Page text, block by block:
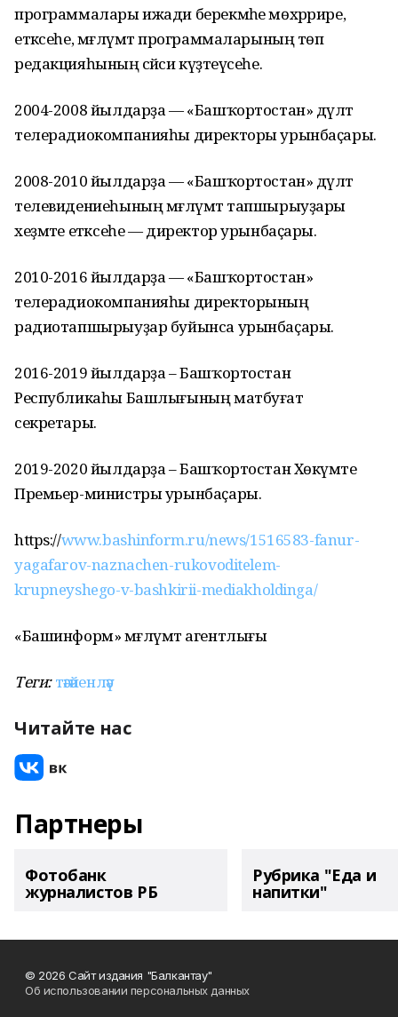
программалары ижади берекмәһе мөхәррире,
етәксеһе, мәғлүмәт программаларының төп
редакцияһының сәйәси күҙәтеүсеһе.
2004-2008 йылдарҙа — «Башҡортостан» дәүләт
телерадиокомпанияһы директоры урынбаҫары.
2008-2010 йылдарҙа — «Башҡортостан» дәүләт
телевидениеһының мәғлүмәт тапшырыуҙары
хеҙмәте етәксеһе — директор урынбаҫары.
2010-2016 йылдарҙа — «Башҡортостан»
телерадиокомпанияһы директорының
радиотапшырыуҙар буйынса урынбаҫары.
2016-2019 йылдарҙа – Башҡортостан
Республикаһы Башлығының матбуғат
секретары.
2019-2020 йылдарҙа – Башҡортостан Хөкүмәте
Премьер-министры урынбаҫары.
https://www.bashinform.ru/news/1516583-fanur-
yagafarov-naznachen-rukovoditelem-
krupneyshego-v-bashkirii-mediakholdinga/
«Башинформ» мәғлүмәт агентлығы
Теги: тәғәйенләү
Читайте нас
Партнеры
Фотобанк
журналистов РБ
Рубрика "Еда и
напитки"
© 2026 Сайт издания "Балкантау"
Об использовании персональных данных